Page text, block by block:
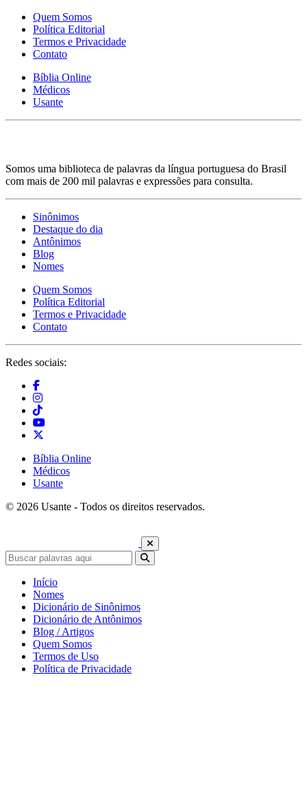
Quem Somos
Política Editorial
Termos e Privacidade
Contato
Bíblia Online
Médicos
Usante
Somos uma biblioteca de palavras da língua portuguesa do Brasil
com mais de 200 mil palavras e expressões para consulta.
Sinônimos
Destaque do dia
Antônimos
Blog
Nomes
Quem Somos
Política Editorial
Termos e Privacidade
Contato
Redes sociais:
Bíblia Online
Médicos
Usante
© 2026 Usante - Todos os direitos reservados.
Início
Nomes
Dicionário de Sinônimos
Dicionário de Antônimos
Blog / Artigos
Quem Somos
Termos de Uso
Política de Privacidade